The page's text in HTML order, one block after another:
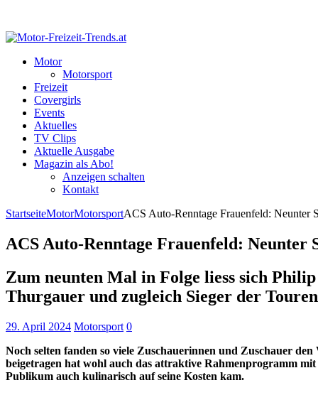
Motor
Motorsport
Freizeit
Covergirls
Events
Aktuelles
TV Clips
Aktuelle Ausgabe
Magazin als Abo!
Anzeigen schalten
Kontakt
StartseiteMotorMotorsportACS Auto-Renntage Frauenfeld: Neunter
ACS Auto-Renntage Frauenfeld: Neunter
Zum neunten Mal in Folge liess sich
Thurgauer und zugleich Sieger der
29. April 2024 Motorsport 0
Noch selten fanden so viele Zuschauerinnen und Zuschauer
beigetragen hat wohl auch das attraktive Rahmenprogramm
Publikum auch kulinarisch auf seine Kosten kam.